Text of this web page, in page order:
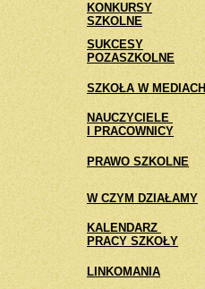
KONKURSY
SZKOLNE
SUKCESY
POZASZKOLNE
SZKOŁA W MEDIACH
NAUCZYCIELE
I PRACOWNICY
PRAWO SZKOLNE
W CZYM DZIAŁAMY
KALENDARZ
PRACY SZKOŁY
LINKOMANIA